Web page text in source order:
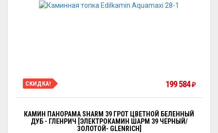
СКИДКА! 199 584 ₽
КАМИН ПАНОРАМА SHARM 39 ГРОТ ЦВЕТНОЙ БЕЛЕННЫЙ
ДУБ - ГЛЕНРИЧ [ЭЛЕКТРОКАМИН ШАРМ 39 ЧЕРНЫЙ/
ЗОЛОТОЙ- GLENRICH]